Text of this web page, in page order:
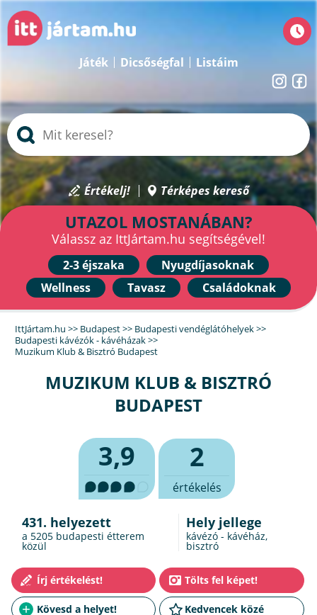
Játék Dicsőségfal Listáim
Értékelj! Térképes kereső
UTAZOL MOSTANÁBAN?
Válassz az IttJártam.hu segítségével!
2-3 éjszaka
Nyugdíjasoknak
Wellness
Tavasz Családoknak
IttJártam.hu >> Budapest>> Budapesti vendéglátóhelyek>>
Budapesti kávézók - kávéházak>>
Muzikum Klub & Bisztró Budapest
MUZIKUM KLUB & BISZTRÓ
BUDAPEST
3,9 2
értékelés
431. helyezett
a 5205 budapesti étterem
közül
Hely jellege
kávézó - kávéház,
bisztró